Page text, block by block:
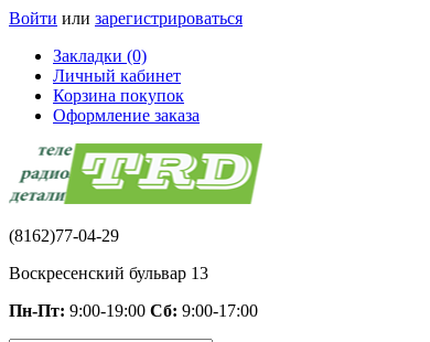
Войти или зарегистрироваться
Закладки (0)
Личный кабинет
Корзина покупок
Оформление заказа
(8162)77-04-29
Воскресенский бульвар 13
Пн-Пт: 9:00-19:00 Сб: 9:00-17:00